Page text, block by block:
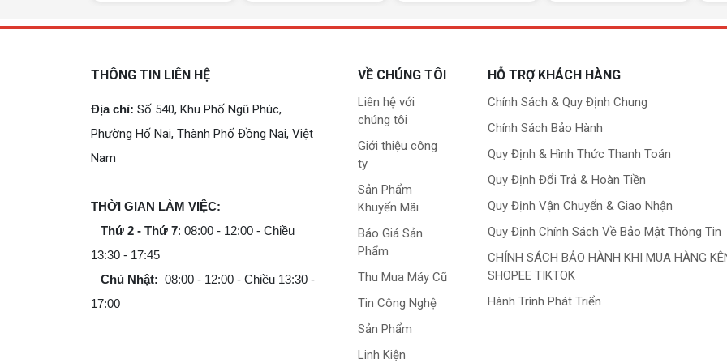
tản nhiệt tốt, đảm bảo card hoạt động ổn định và mát mẻ.
Gigabyte RTX 3050 Windforce 6GB OC DDR6 có giá thành hợp lý so với
hiệu năng mà nó mang lại.
Trong các bài kiểm tra benchmark, Gigabyte RTX 3050 Windforce 6GB OC DDR6 đạt hiệu suất cao
hơn đáng kể so với card GTX 1650 và GTX 1060. Card có thể chơi mượt mà hầu hết các trò chơi
AAA ở độ phân giải 1080p và 1440p với cài đặt cao.
Tính năng:
Gigabyte RTX 3050 Windforce 6GB OC DDR6 hỗ trợ tất cả các tính năng mới nhất của NVIDIA,
bao gồm dò tia, DLSS, NVIDIA Ansel và NVIDIA Highlights.
THÔNG TIN LIÊN HỆ
Địa chỉ: Số 540, Khu Phố Ngũ Phúc,
Phường Hố Nai, Thành Phố Đồng Nai, Việt
Nam
THỜI GIAN LÀM VIỆC:
Thứ 2 - Thứ 7: 08:00 - 12:00 - Chiều
13:30 - 17:45
Chủ Nhật: 08:00 - 12:00 - Chiều 13:30 -
17:00
VỀ CHÚNG TÔI
Liên hệ với
chúng tôi
Giới thiệu công
ty
Sản Phẩm
Khuyến Mãi
Báo Giá Sản
Phẩm
Thu Mua Máy Cũ
Tin Công Nghệ
Sản Phẩm
Linh Kiện
HỖ TRỢ KHÁCH HÀNG
Chính Sách & Quy Định Chung
Chính Sách Bảo Hành
Quy Định & Hình Thức Thanh Toán
Quy Định Đổi Trả & Hoàn Tiền
Quy Định Vận Chuyển & Giao Nhận
Quy Định Chính Sách Về Bảo Mật Thông Tin
CHÍNH SÁCH BẢO HÀNH KHI MUA HÀNG
SHOPEE TIKTOK
Hành Trình Phát Triển